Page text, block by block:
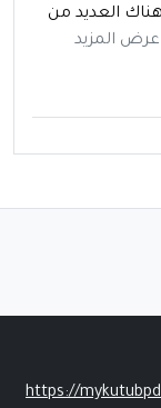
العديد من
عرض المزيد
https://